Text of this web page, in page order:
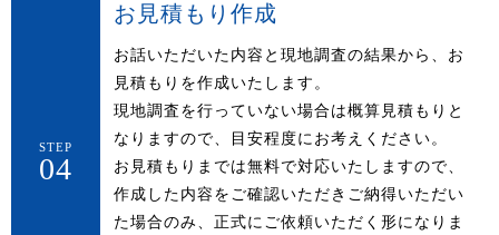
STEP
04
お見積もり作成
お話いただいた内容と現地調査の結果から、お
見積もりを作成いたします。
現地調査を行っていない場合は概算見積もりと
なりますので、目安程度にお考えください。
お見積もりまでは無料で対応いたしますので、
作成した内容をご確認いただきご納得いただい
た場合のみ、正式にご依頼いただく形になりま